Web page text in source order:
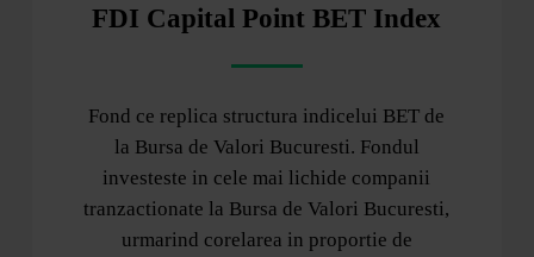
FDI Capital Point BET Index
Fond ce replica structura indicelui BET de
la Bursa de Valori Bucuresti. Fondul
investeste in cele mai lichide companii
tranzactionate la Bursa de Valori Bucuresti,
urmarind corelarea in proportie de